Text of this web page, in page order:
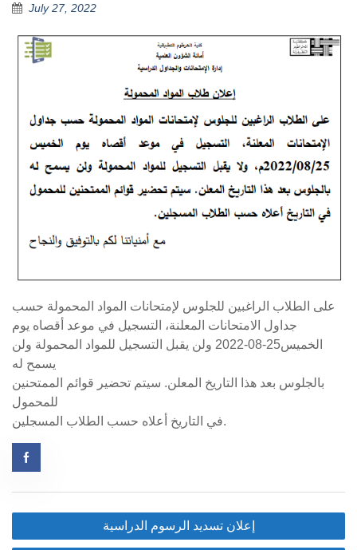
July 27, 2022
على الطلاب الراغبين للجلوس لإمتحانات المواد المحمولة حسب
جداول الامتحانات المعلنة، التسجيل في موعد أقصاه يوم
الخميس25-08-2022 ولن يقبل التسجيل للمواد المحمولة ولن
يسمح له
بالجلوس بعد هذا التاريخ المعلن. سيتم تحضير قوائم الممتحنين
للمحمول
في التاريخ أعلاه حسب الطلاب المسجلين.
Post
navigation
إعلان تسديد الرسوم الدراسية